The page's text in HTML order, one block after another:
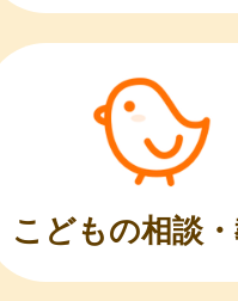
こどもの相談